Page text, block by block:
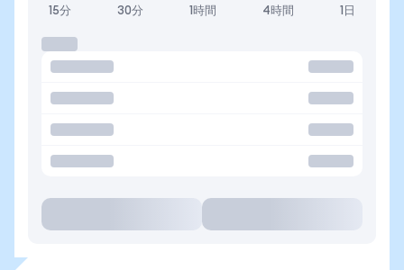
15分 30分 1時間 4時間 1日